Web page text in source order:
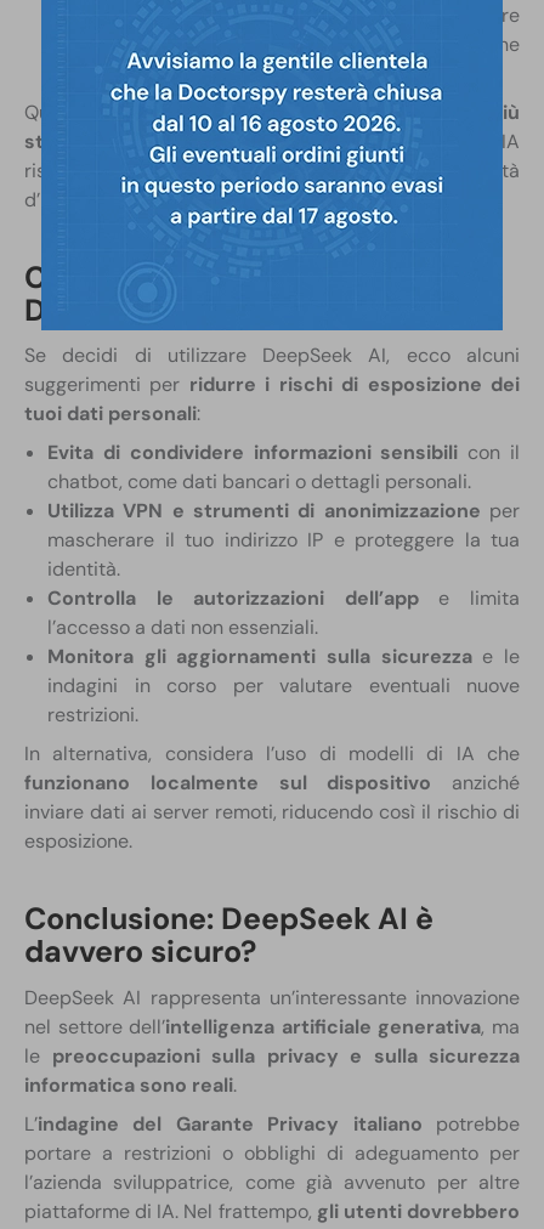
essere influenzato per filtrare contenuti o diffondere
disinformazione, contribuendo alla manipolazione
dell’opinione pubblica.
Questi fattori dimostrano la necessità di
regole più
stringenti
per garantire che gli strumenti di IA
rispettino la sicurezza degli utenti e la libertà
d’informazione.
Come proteggersi dai rischi di
DeepSeek AI?
Se decidi di utilizzare DeepSeek AI, ecco alcuni
suggerimenti per ridurre i rischi di esposizione dei
tuoi dati personali:
Evita di condividere informazioni sensibili con il
chatbot, come dati bancari o dettagli personali.
Utilizza VPN e strumenti di anonimizzazione per
mascherare il tuo indirizzo IP e proteggere la tua
identità.
Controlla le autorizzazioni dell’appe limita
l’accesso a dati non essenziali.
Monitora gli aggiornamenti sulla sicurezzae le
indagini in corso per valutare eventuali nuove
restrizioni.
In alternativa, considera l’uso di modelli di IA che
funzionano localmente sul dispositivo anziché
inviare dati ai server remoti, riducendo così il rischio di
esposizione.
Conclusione: DeepSeek AI è
davvero sicuro?
DeepSeek AI rappresenta un’interessante innovazione
nel settore dell’intelligenza artificiale generativa, ma
le preoccupazioni sulla privacy e sulla sicurezza
informatica sono reali.
L’indagine del Garante Privacy italiano potrebbe
portare a restrizioni o obblighi di adeguamento per
l’azienda sviluppatrice, come già avvenuto per altre
piattaforme di IA. Nel frattempo, gli utenti dovrebbero